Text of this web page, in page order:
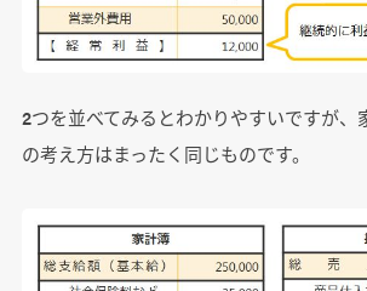
2つを並べてみるとわかりやすいですが、
の考え方はまったく同じものです。